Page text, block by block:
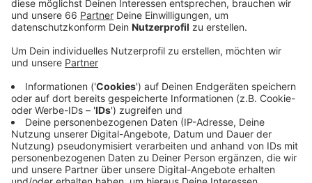
Doch auf Desiato warten harte Prüfungen. Seit dem
Tod seiner Frau dreht sich bei ihm alles um seinen
bis zum Hals in Schwierigkeiten. Als er im Auto einen
Fahrer stirbt noch an der Unfallstelle und Adam flieht
in Panik. Das Opfer ist kein Geringerer als der Sohn des
berüchtigten Gangsterbosses Jimmy Baxter (Michael
Stuhlbarg). Und Baxter hat nur eins im Sinn. Er will
Rache für den Tod seines Sohnes. Richter Desiato
muss handeln und trifft eine folgenschwere